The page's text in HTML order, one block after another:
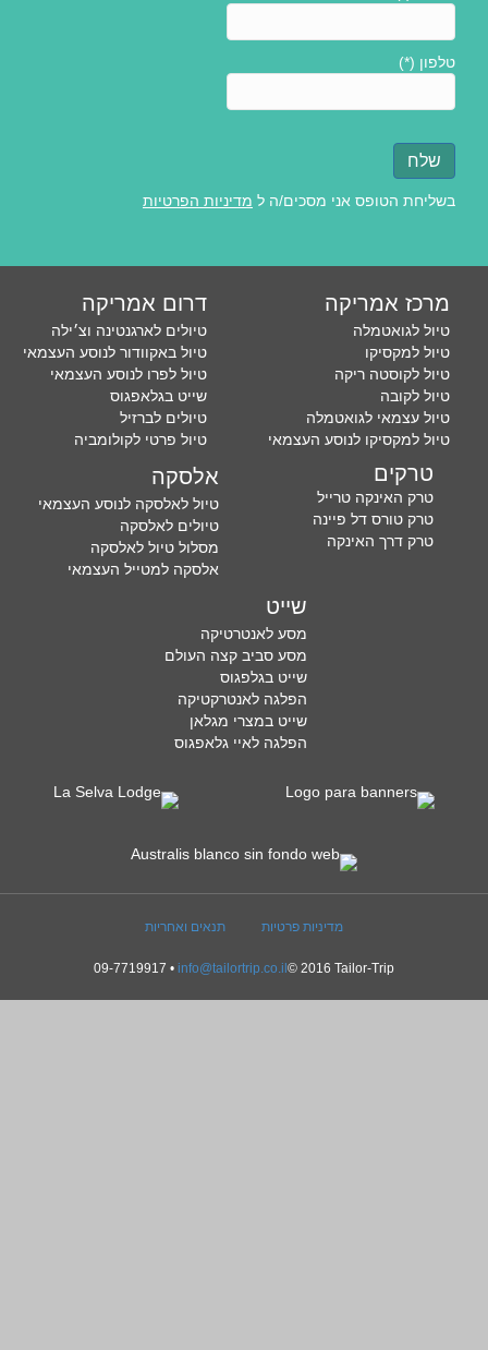
טלפון (*)
בשליחת הטופס אני מסכים/ה ל מדיניות הפרטיות
שייט
מסע לאנטרטיקה
מסע סביב קצה העולם
שייט בגלפגוס
הפלגה לאנטרקטיקה
שייט במצרי מגלאן
הפלגה לאיי גלאפגוס
טרקים
טרק האינקה טרייל
טרק טורס דל פיינה
טרק דרך האינקה
אלסקה
טיול לאלסקה לנוסע העצמאי
טיולים לאלסקה
מסלול טיול לאלסקה
אלסקה למטייל העצמאי
מרכז אמריקה
טיול לגואטמלה
טיול למקסיקו
טיול לקוסטה ריקה
טיול לקובה
טיול עצמאי לגואטמלה
טיול למקסיקו לנוסע העצמאי
דרום אמריקה
טיולים לארגנטינה וצ׳ילה
טיול באקוודור לנוסע העצמאי
טיול לפרו לנוסע העצמאי
שייט בגלאפגוס
טיולים לברזיל
טיול פרטי לקולומביה
תנאים ואחריות מדיניות פרטיות
09-7719917 • info@tailortrip.co.il © 2016 Tailor-Trip